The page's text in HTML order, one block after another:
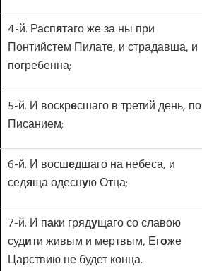
4-й. Распятаго же за ны при
Понтийстем Пилате, и страдавша, и
погребенна;
5-й. И воскресшаго в третий день, по
Писанием;
6-й. И восшедшаго на небеса, и
седяща одесную Отца;
7-й. И паки грядущаго со славою
судити живым и мертвым, Егоже
Царствию не будет конца.